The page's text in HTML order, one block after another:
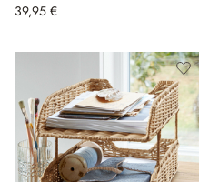
39,95 €